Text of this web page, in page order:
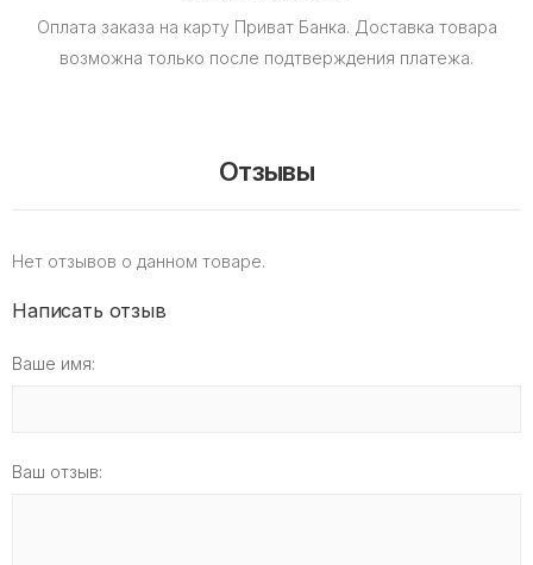
Оплата заказа на карту Приват Банка. Доставка товара
возможна только после подтверждения платежа.
Отзывы
Нет отзывов о данном товаре.
Написать отзыв
Ваше имя:
Ваш отзыв: